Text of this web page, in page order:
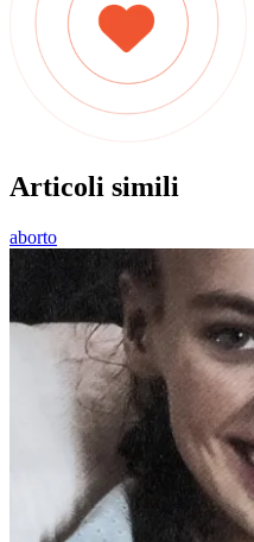
Articoli simili
aborto